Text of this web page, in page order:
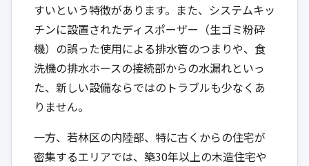
すいという特徴があります。また、システムキッ
チンに設置されたディスポーザー（生ゴミ粉砕
機）の誤った使用による排水管のつまりや、食
洗機の排水ホースの接続部からの水漏れといっ
た、新しい設備ならではのトラブルも少なくあ
りません。
一方、若林区の内陸部、特に古くからの住宅が
密集するエリアでは、築30年以上の木造住宅や